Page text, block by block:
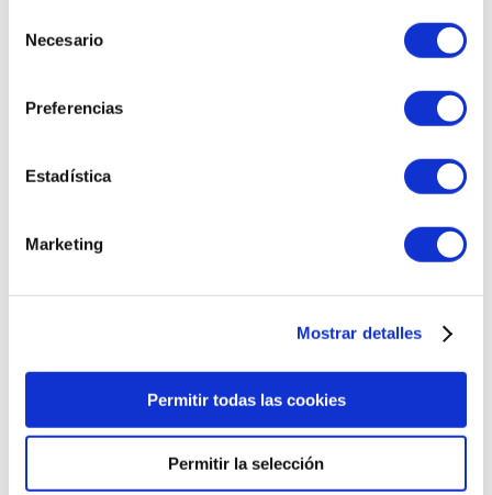
Necesario
Preferencias
Estadística
Marketing
Mostrar detalles
Permitir todas las cookies
Permitir la selección
Coffret Visage Anti Age | Estuche facial antiedad: Leche
desmaquillante + Loción tónica + Crema antiedad + Crema
confort - Astrali ®